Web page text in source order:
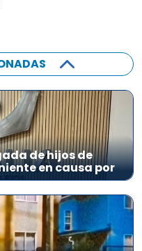
de hijos de
en causa por